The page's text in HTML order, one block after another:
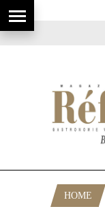
HOME